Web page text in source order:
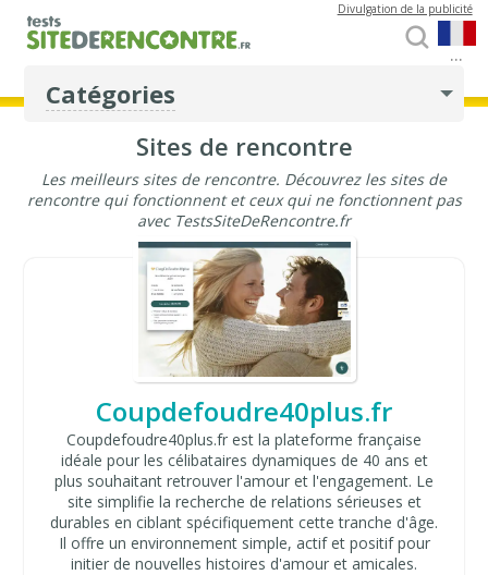
...
Divulgation de la publicité
Catégories
Sites de rencontre
Les meilleurs sites de rencontre. Découvrez les sites de
rencontre qui fonctionnent et ceux qui ne fonctionnent pas
avec TestsSiteDeRencontre.fr
Coupdefoudre40plus.fr
Coupdefoudre40plus.fr est la plateforme française
idéale pour les célibataires dynamiques de 40 ans et
plus souhaitant retrouver l'amour et l'engagement. Le
site simplifie la recherche de relations sérieuses et
durables en ciblant spécifiquement cette tranche d'âge.
Il offre un environnement simple, actif et positif pour
initier de nouvelles histoires d'amour et amicales.